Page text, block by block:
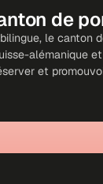
de
le canton
alémanique
et